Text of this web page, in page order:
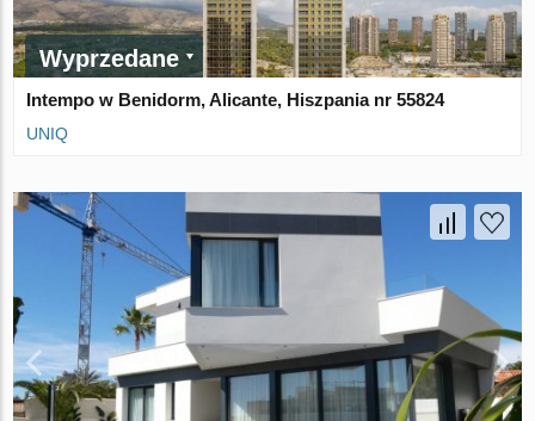
Wyprzedane
Intempo w Benidorm, Alicante, Hiszpania nr 55824
UNIQ